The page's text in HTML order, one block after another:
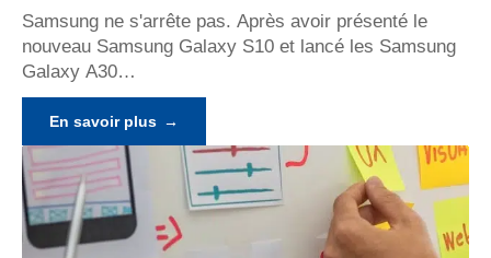
Samsung ne s'arrête pas. Après avoir présenté le
nouveau Samsung Galaxy S10 et lancé les Samsung
Galaxy A30…
En savoir plus